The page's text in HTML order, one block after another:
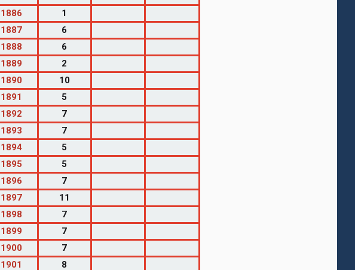
1886
1
1887
6
1888
6
1889
2
1890
10
1891
5
1892
7
1893
7
1894
5
1895
5
1896
7
1897
11
1898
7
1899
7
1900
7
1901
8